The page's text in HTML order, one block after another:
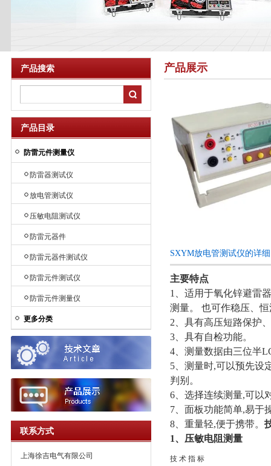
产品搜索
产品目录
防雷元件测量仪
防雷器测试仪
放电管测试仪
压敏电阻测试仪
防雷元器件
防雷元器件测试仪
防雷元件测试仪
防雷元件测量仪
更多分类
联系方式
上海徐吉电气有限公司
产品展示
SXYM放电管测试仪的详
主要特点
1、适用于氧化锌避雷
测量。 也可作稳压、
2、具有高压短路保护
3、具有自检功能。
4、测量数据由三位半
5、测量时,可以预先设
判别。
6、选择连续测量,可以
7、面板功能简单,易于
8、重量轻,便于携带。
1、压敏电阻测量
技 术 指 标